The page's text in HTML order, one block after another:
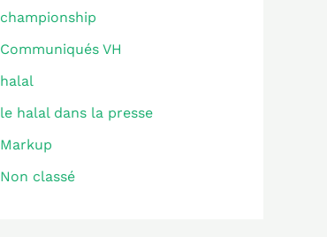
championship
Communiqués VH
halal
le halal dans la presse
Markup
Non classé